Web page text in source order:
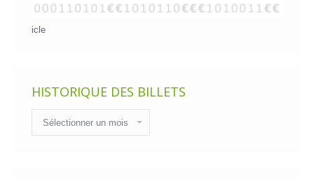
icle
HISTORIQUE DES BILLETS
des
billets